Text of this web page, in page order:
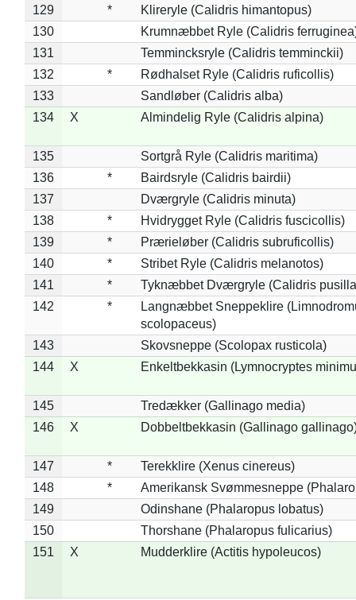
129
*
Klireryle (Calidris himantopus)
130
Krumnæbbet Ryle (Calidris
131
Temmincksryle (Calidris temminckii)
132
*
Rødhalset Ryle (Calidris ruficollis)
133
Sandløber (Calidris alba)
134
X Almindelig Ryle (Calidris alpina)
135
Sortgrå Ryle (Calidris maritima)
136
*
Bairdsryle (Calidris bairdii)
137
Dværgryle (Calidris minuta)
138
*
Hvidrygget Ryle (Calidris fuscicollis)
139
*
Prærieløber (Calidris subruficollis)
140
*
Stribet Ryle (Calidris melanotos)
141
*
Tyknæbbet Dværgryle (Calidris
142
*
Langnæbbet Sneppeklire
scolopaceus)
143
Skovsneppe (Scolopax rusticola)
144
X Enkeltbekkasin (Lymnocryptes
145
Tredækker (Gallinago media)
146
X Dobbeltbekkasin (Gallinago
147 *
Terekklire (Xenus cinereus)
148
*
Amerikansk Svømmesneppe
149
Odinshane (Phalaropus lobatus)
150
Thorshane (Phalaropus fulicarius)
151
X Mudderklire (Actitis hypoleucos)